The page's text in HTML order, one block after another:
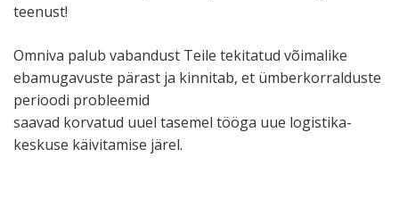
teenust!
Omniva palub vabandust Teile tekitatud võimalike
ebamu­ga­vuste pärast ja kinnitab, et ümber­kor­ral­duste
perioodi probleemid
saavad korvatud uuel tasemel tööga uue logis­ti­ka­
keskuse käivi­tamise järel.